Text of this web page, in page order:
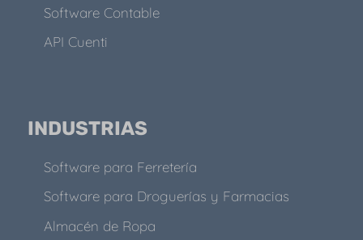
Software Contable
API Cuenti
INDUSTRIAS
Software para Ferretería
Software para Droguerías y Farmacias
Almacén de Ropa